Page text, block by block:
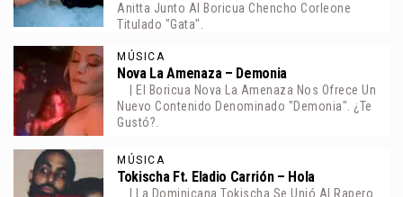
Anitta Junto Al Boricua Chencho Corleone
Titulado "Gata".
MÚSICA
Nova La Amenaza – Demonia
| El Boricua Nova La Amenaza Nos Ofrece Un
Nuevo Contenido Denominado "Demonia". ¿Te
Gustó?.
MÚSICA
Tokischa Ft. Eladio Carrión – Hola
| La Dominicana Tokischa Se Unió Al Rapero